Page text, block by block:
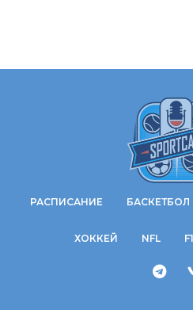
РАСПИСАНИЕ БАСКЕТБОЛ
ХОККЕЙ NFL F1